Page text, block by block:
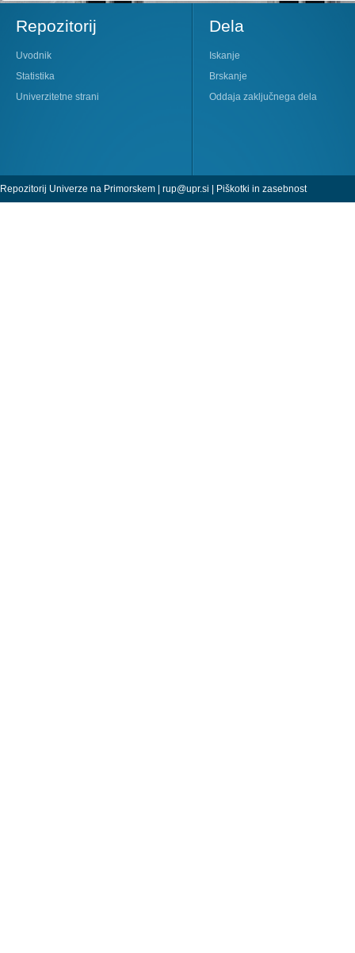
Repozitorij
Uvodnik
Statistika
Univerzitetne strani
Dela
Iskanje
Brskanje
Oddaja zaključnega dela
Repozitorij Univerze na Primorskem | rup@upr.si | Piškotki in zasebnost